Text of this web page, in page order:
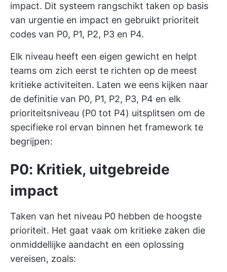
impact. Dit systeem rangschikt taken op basis
van urgentie en impact en gebruikt prioriteit
codes van P0, P1, P2, P3 en P4.
Elk niveau heeft een eigen gewicht en helpt
teams om zich eerst te richten op de meest
kritieke activiteiten. Laten we eens kijken naar
de definitie van P0, P1, P2, P3, P4 en elk
prioriteitsniveau (P0 tot P4) uitsplitsen om de
specifieke rol ervan binnen het framework te
begrijpen:
P0: Kritiek, uitgebreide
impact
Taken van het niveau P0 hebben de hoogste
prioriteit. Het gaat vaak om kritieke zaken die
onmiddellijke aandacht en een oplossing
vereisen, zoals: